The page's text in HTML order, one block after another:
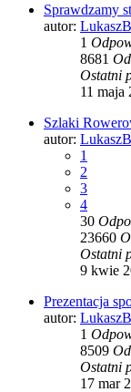
Sprawdzamy
autor: LukaszB
1
8681
Ostatni
11 maja
Szlaki
autor: LukaszB
1
2
3
4
30
23660
Ostatni
9 kwie
Prezentacja
autor: LukaszB
1
8509
Ostatni
17 mar